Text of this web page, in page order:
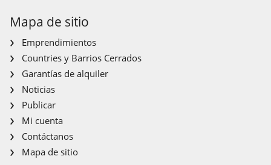
Mapa de sitio
Emprendimientos
Countries y Barrios Cerrados
Garantías de alquiler
Noticias
Publicar
Mi cuenta
Contáctanos
Mapa de sitio